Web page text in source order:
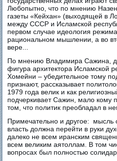
Любопытно, что по мнению
газеты «Кейхан» (выходящей в
между СССР и Исламской
первом случае идеология
рациональном мышлении, а во
вере...
По мнению Владимира Сажина,
фигура архитектора Исламской
Хомейни – убедительное тому
признают, рассказывает
1979 года велик и как
подчеркивает Сажин, мало кому
том, что политик преобладал в
Примечательно и другое: мысль
власть должна перейти в руки
далеко не всем иранским
всем великим аятоллам. В том
вопросах был полностью